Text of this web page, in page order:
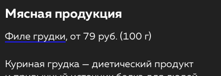
Мясная продукция
Филе грудки, от 79 руб. (100 г)
Куриная грудка — диетический продукт